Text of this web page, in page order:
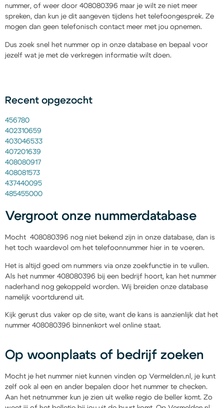
nummer, of weer door 408080396 maar je wilt ze niet meer
spreken, dan kun je dit aangeven tijdens het telefoongesprek. Ze
mogen dan geen telefonisch contact meer met jou opnemen.
Dus zoek snel het nummer op in onze database en bepaal voor
jezelf wat je met de verkregen informatie wilt doen.
Recent opgezocht
456780
402310659
403046533
407201639
408080917
408081573
437440095
485455000
Vergroot onze nummerdatabase
Mocht 408080396 nog niet bekend zijn in onze database, dan is
het toch waardevol om het telefoonnummer hier in te voeren.
Het is altijd goed om nummers via onze zoekfunctie in te vullen.
Als het nummer 408080396 bij een bedrijf hoort, kan het nummer
naderhand nog gekoppeld worden. Wij breiden onze database
namelijk voortdurend uit.
Kijk gerust dus vaker op de site, want de kans is aanzienlijk dat het
nummer 408080396 binnenkort wel online staat.
Op woonplaats of bedrijf zoeken
Mocht je het nummer niet kunnen vinden op Vermelden.nl, je kunt
zelf ook al een en ander bepalen door het nummer te checken.
Aan het netnummer kun je zien uit welke regio de beller komt. Zo